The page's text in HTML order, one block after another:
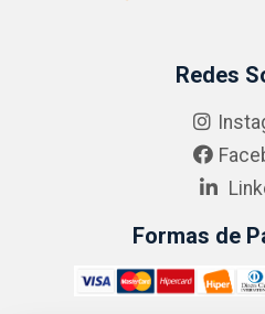
Redes
Formas de